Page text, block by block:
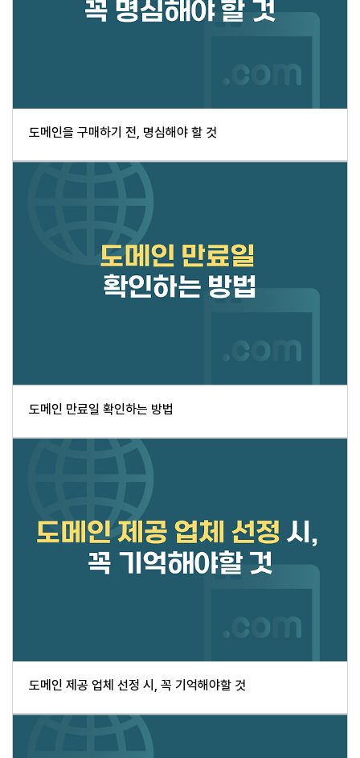
도메인을 구매하기 전, 명심해야 할 것
도메인 만료일 확인하는 방법
도메인 제공 업체 선정 시, 꼭 기억해야할 것